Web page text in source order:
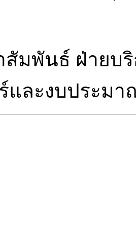
สัมพันธ์ ฝ่ายบ
และงบประมา